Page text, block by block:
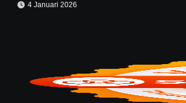
4 Januari 2026